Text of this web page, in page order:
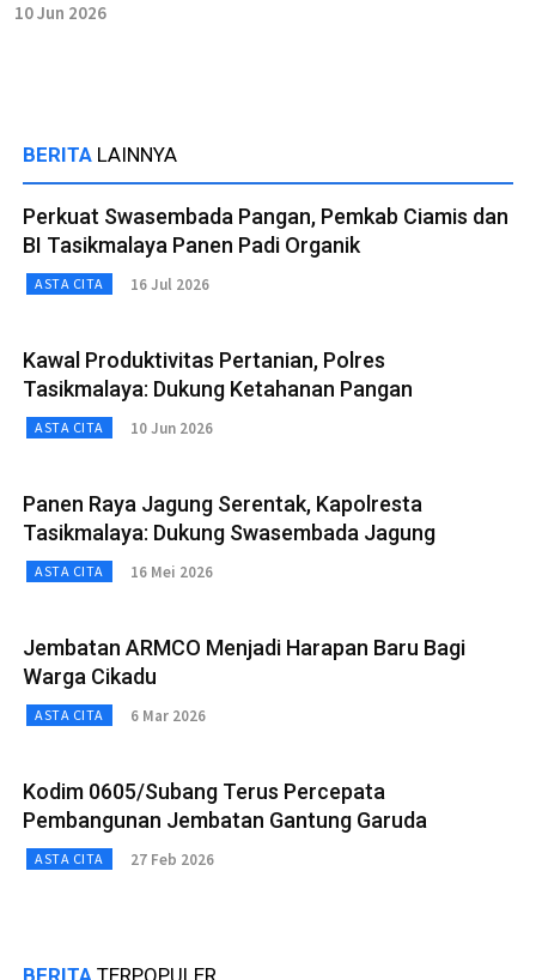
10 Jun 2026
BERITA LAINNYA
Perkuat Swasembada Pangan, Pemkab Ciamis dan
BI Tasikmalaya Panen Padi Organik
ASTA CITA 16 Jul 2026
Kawal Produktivitas Pertanian, Polres
Tasikmalaya: Dukung Ketahanan Pangan
ASTA CITA 10 Jun 2026
Panen Raya Jagung Serentak, Kapolresta
Tasikmalaya: Dukung Swasembada Jagung
ASTA CITA 16 Mei 2026
Jembatan ARMCO Menjadi Harapan Baru Bagi
Warga Cikadu
ASTA CITA 6 Mar 2026
Kodim 0605/Subang Terus Percepata
Pembangunan Jembatan Gantung Garuda
ASTA CITA 27 Feb 2026